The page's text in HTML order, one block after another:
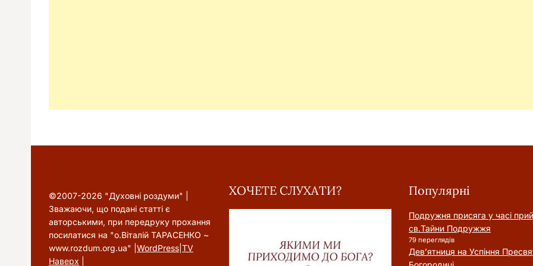
©2007-2026 "Духовні роздуми" |
Зважаючи, що подані статті є
авторськими, при передруку прохання
посилатися на "о.Віталій ТАРАСЕНКО ~
www.rozdum.org.ua" | WordPress TV
Наверх
ХОЧЕТЕ СЛУХАТИ? Популярні
Подружня присягa у часі
cв.Тайни Подружжя
79 переглядів
Дев’ятниця на Успіння